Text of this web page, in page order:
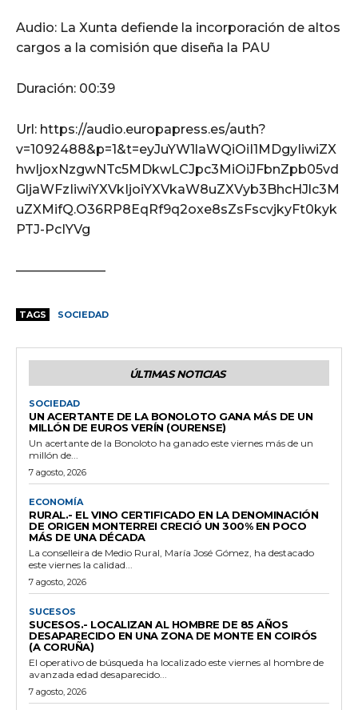
Audio: La Xunta defiende la incorporación de altos
cargos a la comisión que diseña la PAU
Duración: 00:39
Url: https://audio.europapress.es/auth?
v=1092488&p=1&t=eyJuYW1laWQiOiI1MDgyIiwiZX
hwIjoxNzgwNTc5MDkwLCJpc3MiOiJFbnZpb05vd
GljaWFzIiwiYXVkIjoiYXVkaW8uZXVyb3BhcHJlc3M
uZXMifQ.O36RP8EqRf9q2oxe8sZsFscvjkyFt0kyk
PTJ-PcIYVg
———————
TAGS SOCIEDAD
ÚLTIMAS NOTICIAS
SOCIEDAD
UN ACERTANTE DE LA BONOLOTO GANA MÁS DE UN
MILLÓN DE EUROS VERÍN (OURENSE)
Un acertante de la Bonoloto ha ganado este viernes más de un
millón de...
7 agosto, 2026
ECONOMÍA
RURAL.- EL VINO CERTIFICADO EN LA DENOMINACIÓN
DE ORIGEN MONTERREI CRECIÓ UN 300% EN POCO
MÁS DE UNA DÉCADA
La conselleira de Medio Rural, María José Gómez, ha destacado
este viernes la calidad...
7 agosto, 2026
SUCESOS
SUCESOS.- LOCALIZAN AL HOMBRE DE 85 AÑOS
DESAPARECIDO EN UNA ZONA DE MONTE EN COIRÓS
(A CORUÑA)
El operativo de búsqueda ha localizado este viernes al hombre de
avanzada edad desaparecido...
7 agosto, 2026